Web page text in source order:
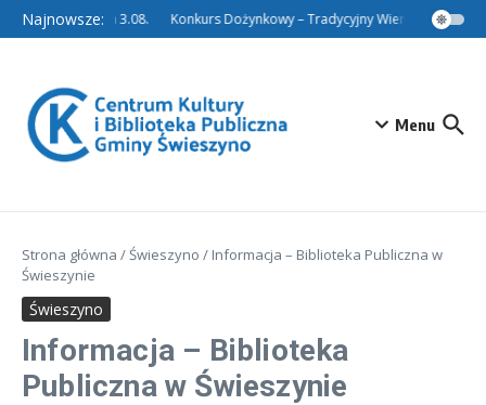
Przejdź do treści
Najnowsze:
nieczynna 3.08. Konkurs Dożynkowy – Tradycyjny Wieniec.
Menu
Strona główna /Świeszyno / Informacja – Biblioteka Publiczna w
Świeszynie
Świeszyno
Informacja – Biblioteka
Publiczna w Świeszynie